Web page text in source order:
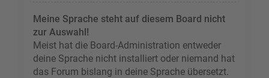
Meine Sprache steht auf diesem Board nicht
zur Auswahl!
Meist hat die Board-Administration entweder
deine Sprache nicht installiert oder niemand hat
das Forum bislang in deine Sprache übersetzt.